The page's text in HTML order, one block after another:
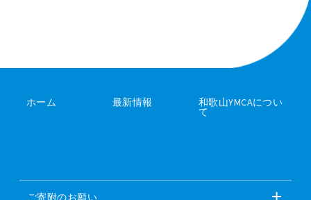
ホーム 最新情報 和歌山YMCAについ
て
ご寄附のお願い